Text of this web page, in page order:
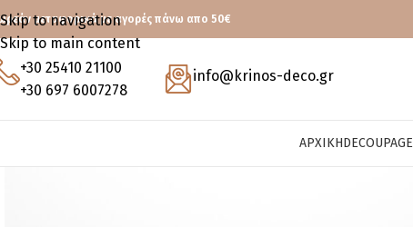
Skip to navigation
Skip to main content
μεταφορικά με αγορές πάνω απο 50€
+30 25410 21100
+30 697 6007278
info@krinos-deco.gr
ΑΡΧΙΚΉDECOUPAGE